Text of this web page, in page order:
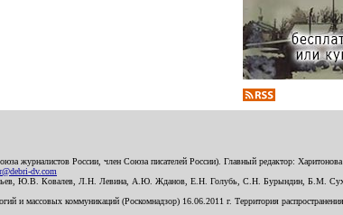
журналистов России, член Союза писателей России). Главный редактор:
dv.com
Ю.В. Ковалев, Л.Н. Левина, А.Ю. Жданов, Е.Н. Голубь, С.Н. Бурындин, Б.М.
и массовых коммуникаций (Роскомнадзор) 16.06.2011 г. Территория